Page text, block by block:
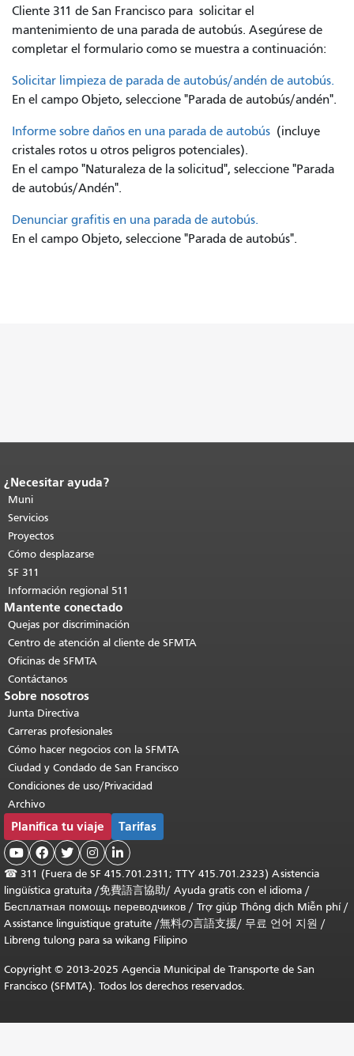
Cliente 311 de San Francisco para solicitar el
mantenimiento de una parada de autobús. Asegúrese de
completar el formulario como se muestra a continuación:
Solicitar limpieza de parada de autobús/andén de autobús.
En el campo Objeto, seleccione "Parada de autobús/andén".
Informe sobre daños en una parada de autobús (incluye
cristales rotos u otros peligros potenciales).
En el campo "Naturaleza de la solicitud", seleccione "Parada
de autobús/Andén".
Denunciar grafitis en una parada de autobús.
En el campo Objeto, seleccione "Parada de autobús".
Fin del contenido de la página.
de esta página se repite en todas las
páginas.Volver al principio del
contenido principal
¿Necesitar ayuda?
Muni
Servicios
Proyectos
Cómo desplazarse
SF 311
Información regional 511
Mantente conectado
Quejas por discriminación
Centro de atención al cliente de SFMTA
Oficinas de SFMTA
Contáctanos
Sobre nosotros
Junta Directiva
Carreras profesionales
Cómo hacer negocios con la SFMTA
Ciudad y Condado de San Francisco
Condiciones de uso/Privacidad
Archivo
Planifica tu viaje Tarifas
    
☎ 311 (Fuera de SF 415.701.2311; TTY 415.701.2323) Asistencia
lingüística gratuita /免費語言協助/ Ayuda gratis con el idioma /
Бесплатная помощь переводчиков / Trợ giúp Thông dịch Miễn phí/
Assistance linguistique gratuite /無料の言語支援/ 무료 언어 지원 /
Libreng tulong para sa wikang Filipino
Copyright © 2013-2025 Agencia Municipal de Transporte de San
Francisco (SFMTA). Todos los derechos reservados.